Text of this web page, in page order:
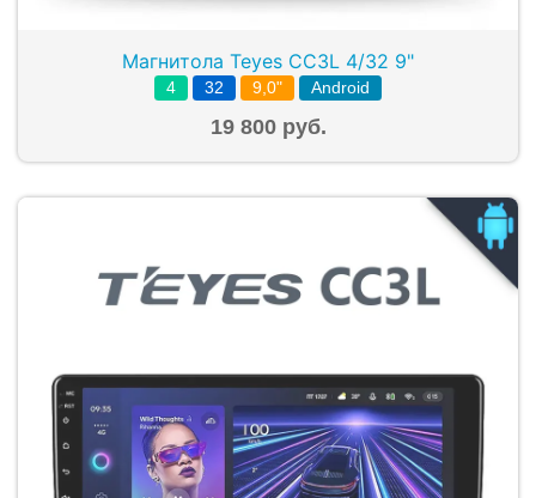
Магнитола Teyes CC3L 4/32 9"
4 32 9,0" Android
19 800 руб.